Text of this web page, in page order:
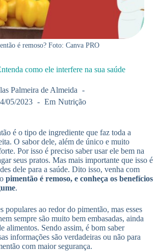
é remoso? Foto: Canva PRO
como ele interfere na sua saúde
Palmeira de Almeida
05/2023 Em Nutrição
é o tipo de ingrediente que faz toda a
O sabor dele, além de único e muito
Por isso é preciso saber usar ele bem na
seus pratos. Mas mais importante que isso é
dele para a saúde. Dito isso, venha com
pimentão é remoso, e conheça os benefícios
.
populares ao redor do pimentão, mas esses
sempre são muito bem embasadas, ainda
alimentos. Sendo assim, é bom saber
informações são verdadeiras ou não para
com maior segurança.